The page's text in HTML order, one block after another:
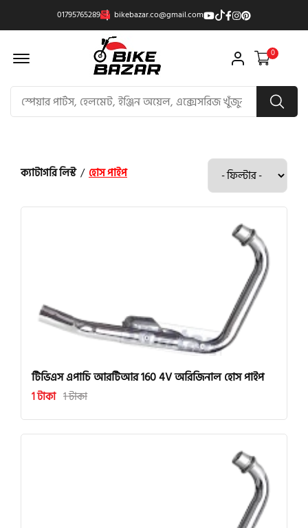
01795765289 bikebazar.co@gmail.com
Offcanvas Menu Open 0
ক্যাটাগরি লিস্ট/ হোস পাইপ
টিভিএস এপাচি আরটিআর 160 4V অরিজিনাল হোস পাইপ
1 টাকা 1 টাকা